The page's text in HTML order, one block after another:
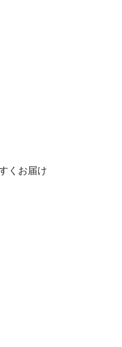
くお届け